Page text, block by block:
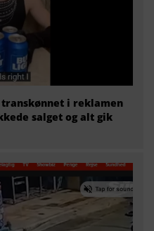
i reklamen
salget og alt gik